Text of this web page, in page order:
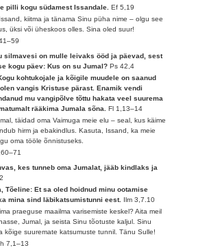
pilli kogu südamest Issandale.Ef 5,19
kiitma ja tänama Sinu püha nime – olgu see
üksi või üheskoos olles. Sina oled suur!
silmavesi on mulle leivaks ööd ja päevad, sest
kogu päev: Kus on su Jumal?Ps 42,4
kohtukojale ja kõigile muudele on saanud
vangis Kristuse pärast. Enamik vendi
mu vangipõlve tõttu hakata veel suurema
rääkima Jumala sõna.Fl 1,13–14
täidad oma Vaimuga meie elu – seal, kus käime
hirm ja ebakindlus. Kasuta, Issand, ka meie
oma tööle õnnistuseks.
kes tunneb oma Jumalat, jääb kindlaks ja
Tõeline: Et sa oled hoidnud minu ootamise
mina sind läbikatsumistunni eest. Ilm 3,7.10
praeguse maailma varisemiste keskel? Aita meil
Jumal, ja seista Sinu tõotuste kaljul. Sinu
kõige suuremate katsumuste tunnil. Tänu Sulle!
7,1–13